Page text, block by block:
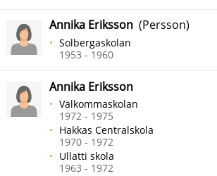
Annika Eriksson (Persson)
Solbergaskolan
1953 - 1960
Annika Eriksson
Välkommaskolan
1972 - 1975
Hakkas Centralskola
1970 - 1972
Ullatti skola
1963 - 1972